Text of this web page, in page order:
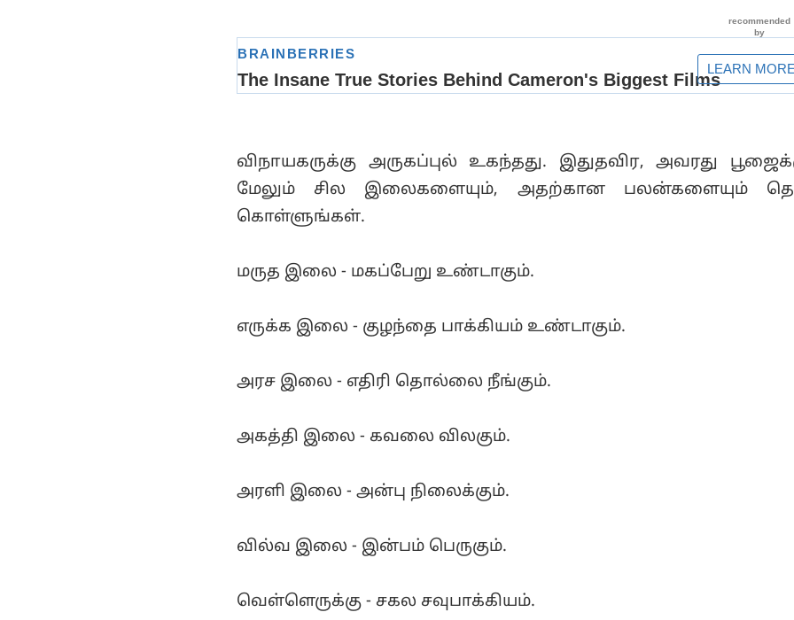
விநாயகருக்கு அருகப்புல் உகந்தது. இதுதவிர, அவரது
மேலும் சில இலைகளையும், அதற்கான பலன்களையும்
கொள்ளுங்கள்.
மருத இலை - மகப்பேறு உண்டாகும்.
எருக்க இலை - குழந்தை பாக்கியம் உண்டாகும்.
அரச இலை - எதிரி தொல்லை நீங்கும்.
அகத்தி இலை - கவலை விலகும்.
அரளி இலை - அன்பு நிலைக்கும்.
வில்வ இலை - இன்பம் பெருகும்.
வெள்ளெருக்கு - சகல சவுபாக்கியம்.